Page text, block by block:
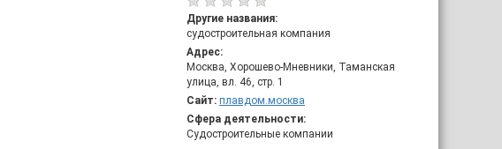
Другие названия:
судостроительная компания
Адрес:
Москва, Хорошево-Мневники, Таманская
улица, вл. 46, стр. 1
Сайт: плавдом.москва
Сфера деятельности:
Судостроительные компании